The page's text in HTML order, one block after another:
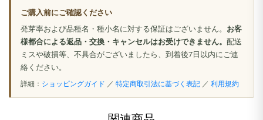
ご購入前にご確認ください
発芽率および品種名・種小名に対する保証はございません。 お客
様都合による返品・交換・キャンセルはお受けできません。 配送
ミスや破損等、不具合がございましたら、到着後7日以内にご連
絡ください。
詳細： ショッピングガイド ／ 特定商取引法に基づく表記 ／ 利用規約